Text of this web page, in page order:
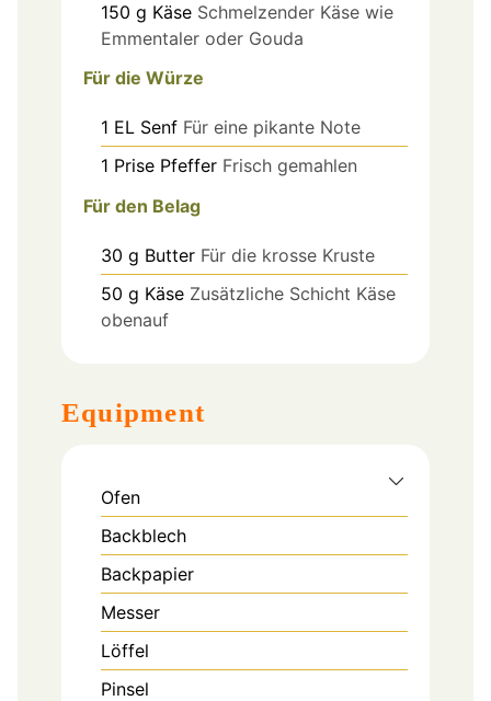
150 g Käse Schmelzender Käse wie
Emmentaler oder Gouda
Für die Würze
1 EL Senf Für eine pikante Note
1 Prise Pfeffer Frisch gemahlen
Für den Belag
30 g Butter Für die krosse Kruste
50 g Käse Zusätzliche Schicht Käse
obenauf
Equipment
Ofen
Backblech
Backpapier
Messer
Löffel
Pinsel